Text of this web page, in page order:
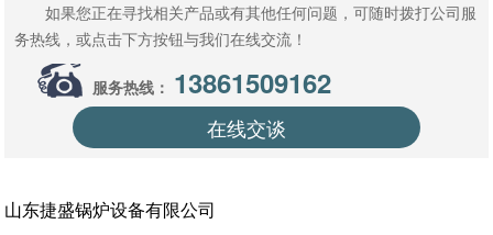
如果您正在寻找相关产品或有其他任何问题，可随时拨打公司服
务热线，或点击下方按钮与我们在线交流！
服务热线： 13861509162
在线交谈
山东捷盛锅炉设备有限公司